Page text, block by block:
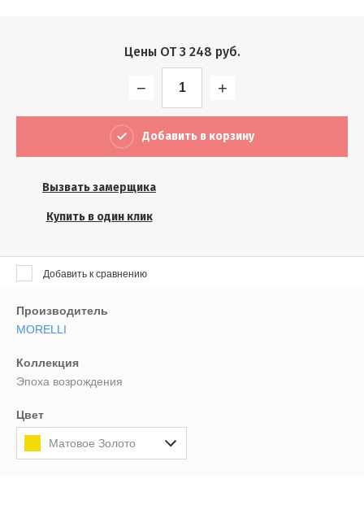
Цены ОТ 3 248 руб.
− +
Добавить в корзину
Вызвать замерщика
Купить в один клик
Добавить к сравнению
Производитель
MORELLI
Коллекция
Эпоха возрождения
Цвет
Матовое Золото
Результатов на странице: